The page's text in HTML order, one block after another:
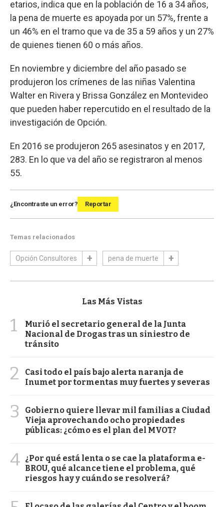
etarios, indica que en la población de 16 a 34 años,
la pena de muerte es apoyada por un 57%, frente a
un 46% en el tramo que va de 35 a 59 años y un 27%
de quienes tienen 60 o más años.
En noviembre y diciembre del año pasado se
produjeron los crímenes de las niñas Valentina
Walter en Rivera y Brissa González en Montevideo
que pueden haber repercutido en el resultado de la
investigación de Opción.
En 2016 se produjeron 265 asesinatos y en 2017,
283. En lo que va del año se registraron al menos
55.
¿Encontraste un error? Reportar
Temas relacionados
Opción Consultores pena de muerte
Las Más Vistas
1
Murió el secretario general de la Junta
Nacional de Drogas tras un siniestro de
tránsito
2
Casi todo el país bajo alerta naranja de
Inumet por tormentas muy fuertes y severas
3
Gobierno quiere llevar mil familias a Ciudad
Vieja aprovechando ocho propiedades
públicas: ¿cómo es el plan del MVOT?
4 ¿Por qué está lenta o se cae la plataforma e-
BROU, qué alcance tiene el problema, qué
riesgos hay y cuándo se resolverá?